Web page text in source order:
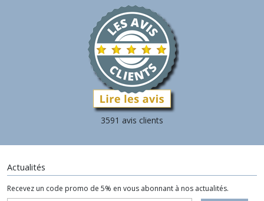
3591 avis clients
Actualités
Recevez un code promo de 5% en vous abonnant à nos actualités.